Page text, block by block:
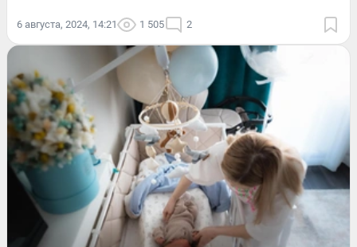
6 августа, 2024, 14:21 1 505 2